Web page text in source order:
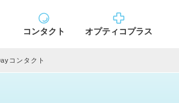
コンタクト オプティコプラス
コンタクト